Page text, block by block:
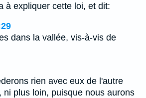
à expliquer cette loi, et dit:
dans la vallée, vis-à-vis de
rien avec eux de l'autre
ni plus loin, puisque nous aurons